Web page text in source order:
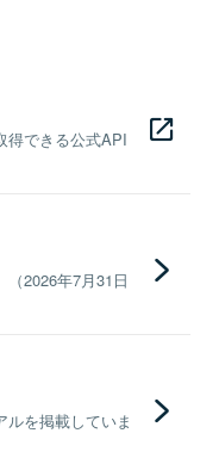
得できる公式API
2026年7月31日
を掲載していま